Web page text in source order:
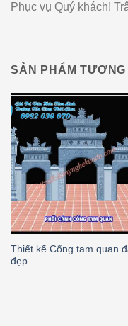
Phục vụ Quý khách!
SẢN PHẨM
Thiết kế Cổng tam quan
đẹp